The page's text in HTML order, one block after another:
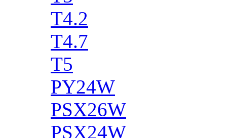
T4.2
T4.7
T5
PY24W
PSX26W
PSX24W